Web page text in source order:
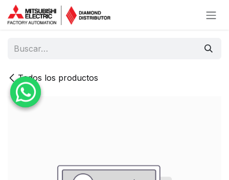
Ir al contenido
Todos los productos